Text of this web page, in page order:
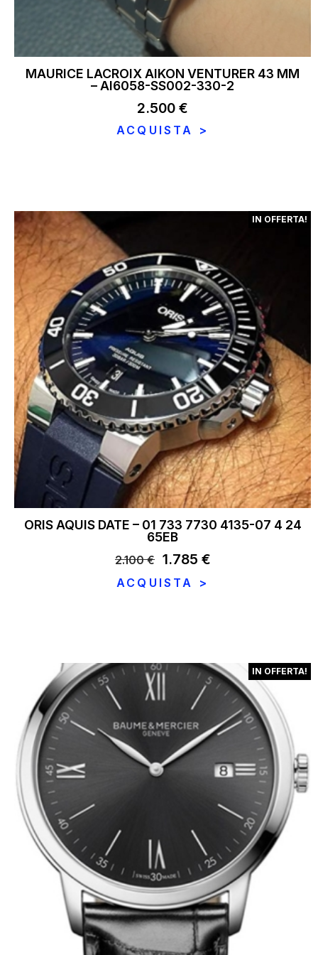
MAURICE LACROIX AIKON VENTURER 43 MM
– AI6058-SS002-330-2
2.500 €
ACQUISTA >
IN OFFERTA!
ORIS AQUIS DATE – 01 733 7730 4135-07 4 24
65EB
2.100€
Il
prezzo
1.785 €
ACQUISTA >
IN OFFERTA!